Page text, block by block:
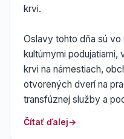
krvi.
Oslavy tohto dňa sú
kultúrnymi podujatiami,
krvi na námestiach,
otvorených dverí na
transfúznej služby a
Čítať ďalej